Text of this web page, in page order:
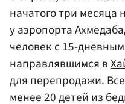
начатого три месяца
у аэропорта
человек с 15-
направлявшимся в
для перепродажи.
менее 20 детей из